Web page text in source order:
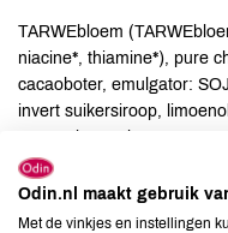
TARWEbloem
niacine*, thiamine*), pure
cacaoboter, emulgator:
invert suikersiroop,
Allergenen
Odin.nl maakt gebruik
Met de vinkjes en instellingen